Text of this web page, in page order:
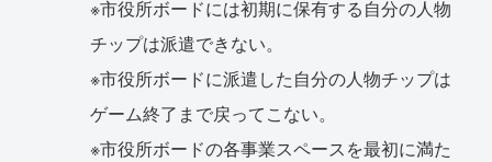
※市役所ボードには初期に保有する自分の人物
チップは派遣できない。
※市役所ボードに派遣した自分の人物チップは
ゲーム終了まで戻ってこない。
※市役所ボードの各事業スペースを最初に満た